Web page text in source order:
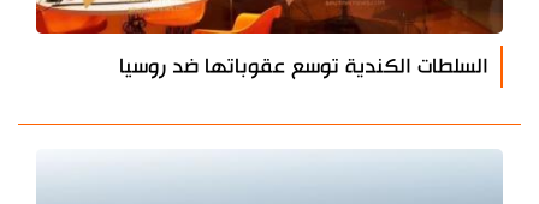
السلطات الكندية توسع عقوباتها ضد روسيا